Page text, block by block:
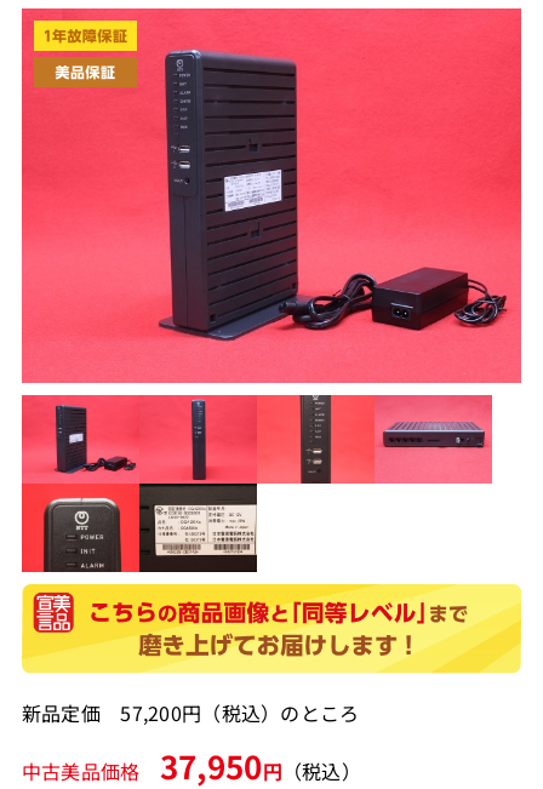
新品定価 57,200円（税込）のところ
中古美品価格 37,950円 （税込）